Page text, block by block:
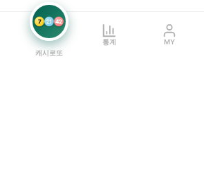
7 21 42
캐시로또
통계 MY